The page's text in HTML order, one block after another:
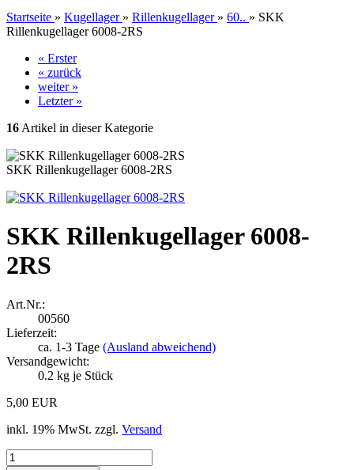
Startseite » Kugellager » Rillenkugellager » 60.. » SKK
Rillenkugellager 6008-2RS
« Erster
« zurück
weiter »
Letzter »
16 Artikel in dieser Kategorie
SKK Rillenkugellager 6008-2RS
SKK Rillenkugellager 6008-
2RS
Art.Nr.:
00560
Lieferzeit:
ca. 1-3 Tage (Ausland abweichend)
Versandgewicht:
0.2 kg je Stück
5,00 EUR
inkl. 19% MwSt. zzgl. Versand